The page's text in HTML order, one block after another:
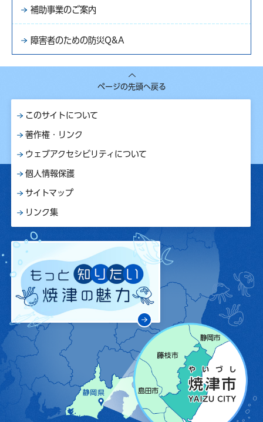
補助事業のご案内
障害者のための防災Q&A
ページの先頭へ戻る
このサイトについて
著作権・リンク
ウェブアクセシビリティについて
個人情報保護
サイトマップ
リンク集